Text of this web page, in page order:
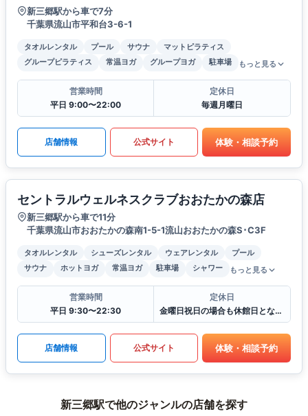
新三郷駅から車で7分
千葉県流山市平和台3-6-1
タオルレンタル プール サウナ
マットピラティス
グループピラティス
常温ヨガ グループヨガ 駐車場 もっと見る
営業時間
平日 9:00〜22:00
定休日
毎週月曜日
店舗情報 公式サイト 体験・相談予約
セントラルウェルネスクラブおおたかの森店
新三郷駅から車で11分
千葉県流山市おおたかの森南1-5-1流山おおたかの森S･C3F
タオルレンタル シューズレンタル ウェアレンタル
プール
サウナ
ホットヨガ 常温ヨガ 駐車場 シャワー もっと見る
営業時間
平日 9:30〜22:30
定休日
金曜日祝日の場合も休館日となります
店舗情報 公式サイト 体験・相談予約
新三郷駅で他のジャンルの店舗を探す